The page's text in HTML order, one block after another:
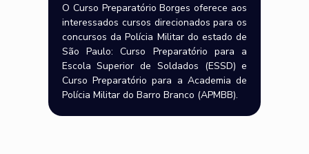
O Curso Preparatório Borges oferece aos
interessados cursos direcionados para os
concursos da Polícia Militar do estado de
São Paulo: Curso Preparatório para a
Escola Superior de Soldados (ESSD) e
Curso Preparatório para a Academia de
Polícia Militar do Barro Branco (APMBB).